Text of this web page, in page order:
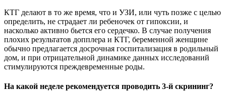
КТГ делают в то же время, что и УЗИ, или чуть позже с целью
определить, не страдает ли ребеночек от гипоксии, и
насколько активно бьется его сердечко. В случае получения
плохих результатов допплера и КТГ, беременной женщине
обычно предлагается досрочная госпитализация в родильный
дом, и при отрицательной динамике данных исследований
стимулируются преждевременные роды.
На какой неделе рекомендуется проводить 3-й скрининг?